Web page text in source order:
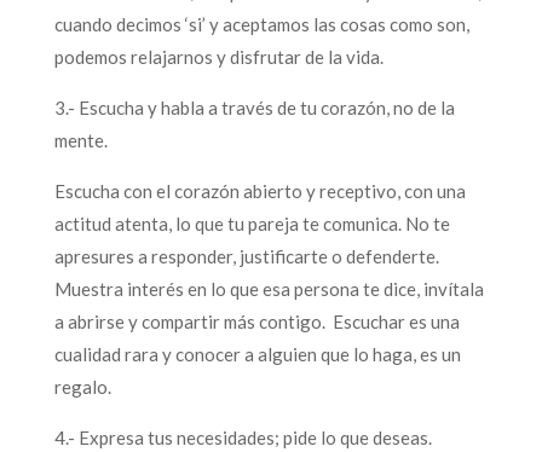
cuando decimos ‘si’ y aceptamos las cosas como son,
podemos relajarnos y disfrutar de la vida.
3.- Escucha y habla a través de tu corazón, no de la
mente.
Escucha con el corazón abierto y receptivo, con una
actitud atenta, lo que tu pareja te comunica. No te
apresures a responder, justificarte o defenderte.
Muestra interés en lo que esa persona te dice, invítala
a abrirse y compartir más contigo. Escuchar es una
cualidad rara y conocer a alguien que lo haga, es un
regalo.
4.- Expresa tus necesidades; pide lo que deseas.